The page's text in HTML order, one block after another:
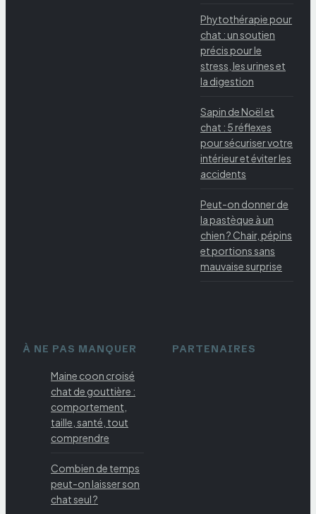
Phytothérapie pour
chat : un soutien
précis pour le
stress, les urines et
la digestion
Sapin de Noël et
chat : 5 réflexes
pour sécuriser votre
intérieur et éviter les
accidents
Peut-on donner de
la pastèque à un
chien ? Chair, pépins
et portions sans
mauvaise surprise
À NE PAS MANQUER
Maine coon croisé
chat de gouttière :
comportement,
taille, santé, tout
comprendre
Combien de temps
peut-on laisser son
chat seul ?
PARTENAIRES